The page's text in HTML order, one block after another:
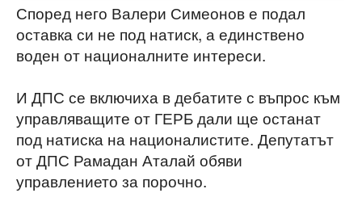
Според него Валери Симеонов е подал
оставка си не под натиск, а единствено
воден от националните интереси.
И ДПС се включиха в дебатите с въпрос към
управляващите от ГЕРБ дали ще останат
под натиска на националистите. Депутатът
от ДПС Рамадан Аталай обяви
управлението за порочно.